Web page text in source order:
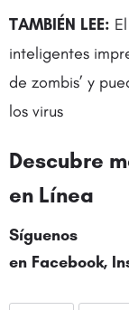
TAMBIÉN LEE:
inteligentes
de zombis’ y
los virus
Descubre
en Línea
Síguenos
en Facebook,